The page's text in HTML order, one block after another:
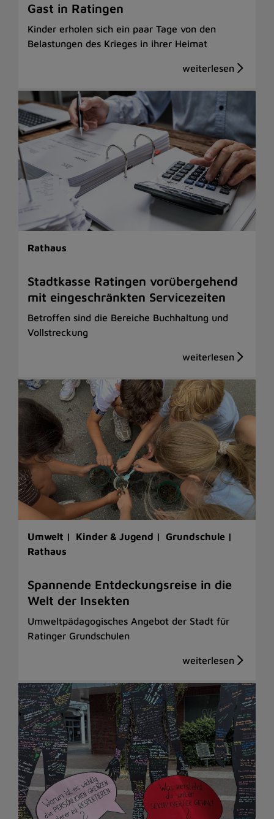
Gast in Ratingen
Kinder erholen sich ein paar Tage von den
Belastungen des Krieges in ihrer Heimat
Rathaus
Stadtkasse Ratingen vorübergehend
mit eingeschränkten Servicezeiten
Betroffen sind die Bereiche Buchhaltung und
Vollstreckung
Umwelt | Kinder & Jugend |
Grundschule |
Rathaus
Spannende Entdeckungsreise in die
Welt der Insekten
Umweltpädagogisches Angebot der Stadt für
Ratinger Grundschulen